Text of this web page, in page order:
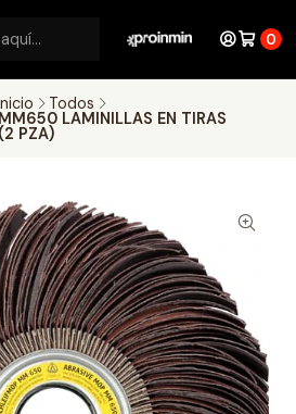
0
Todos
LAMINILLAS EN TIRAS
PZA)